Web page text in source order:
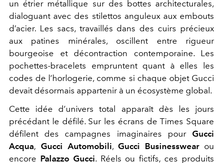
un étrier métallique sur des bottes architecturales,
dialoguant avec des stilettos anguleux aux embouts
d’acier. Les sacs, travaillés dans des cuirs précieux
aux patines minérales, oscillent entre rigueur
bourgeoise et décontraction contemporaine. Les
pochettes-bracelets empruntent quant à elles les
codes de l’horlogerie, comme si chaque objet Gucci
devait désormais appartenir à un écosystème global.
Cette idée d’univers total apparaît dès les jours
précédant le défilé. Sur les écrans de Times Square
défilent des campagnes imaginaires pourGucci
Acqua, Gucci Automobili,Gucci Businesswear ou
encore Palazzo Gucci. Réels ou fictifs, ces produits